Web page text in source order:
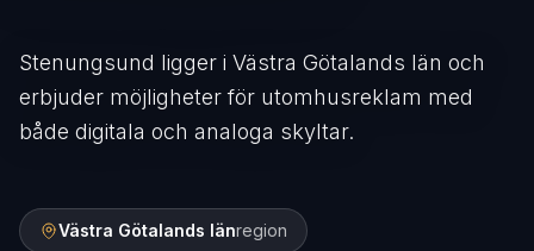
Stenungsund ligger i Västra Götalands län och
erbjuder möjligheter för utomhusreklam med
både digitala och analoga skyltar.
Västra Götalands länregion